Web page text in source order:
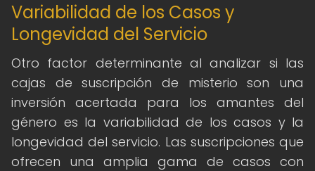
Variabilidad de los Casos y
Longevidad del Servicio
Otro factor determinante al analizar si las
cajas de suscripción de misterio son una
inversión acertada para los amantes del
género es la variabilidad de los casos y la
longevidad del servicio. Las suscripciones que
ofrecen una amplia gama de casos con